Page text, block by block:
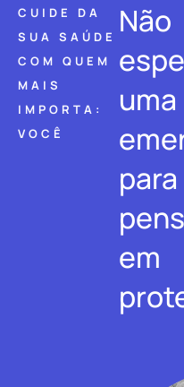
CUIDE DA
SUA SAÚDE
COM QUEM
MAIS
IMPORTA:
VOCÊ
Não
uma
para
em